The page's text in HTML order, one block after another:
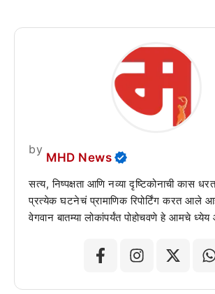
by
MHD News
सत्य, निष्पक्षता आणि नव्या दृष्टिकोनाची कास
प्रत्येक घटनेचं प्रामाणिक रिपोर्टिंग करत
वेगवान बातम्या लोकांपर्यंत पोहोचवणे हे आमचे